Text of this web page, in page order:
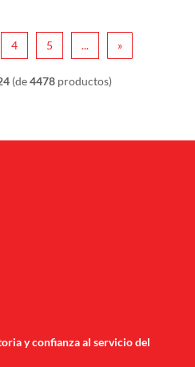
4 5 ... »
(de4478productos)
y confianza al servicio del